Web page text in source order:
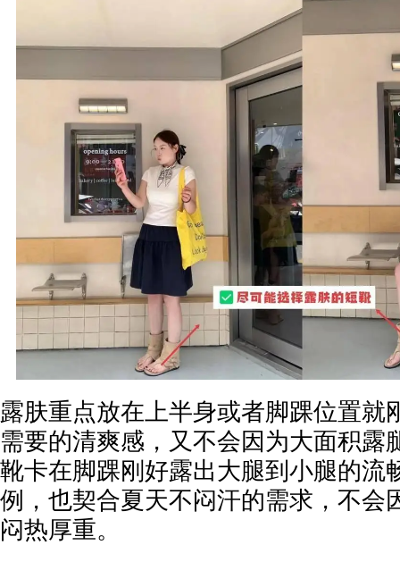
露肤重点放在上半身或者脚踝位置就
需要的清爽感，又不会因为大面积露
靴卡在脚踝刚好露出大腿到小腿的流
例，也契合夏天不闷汗的需求，不会
闷热厚重。